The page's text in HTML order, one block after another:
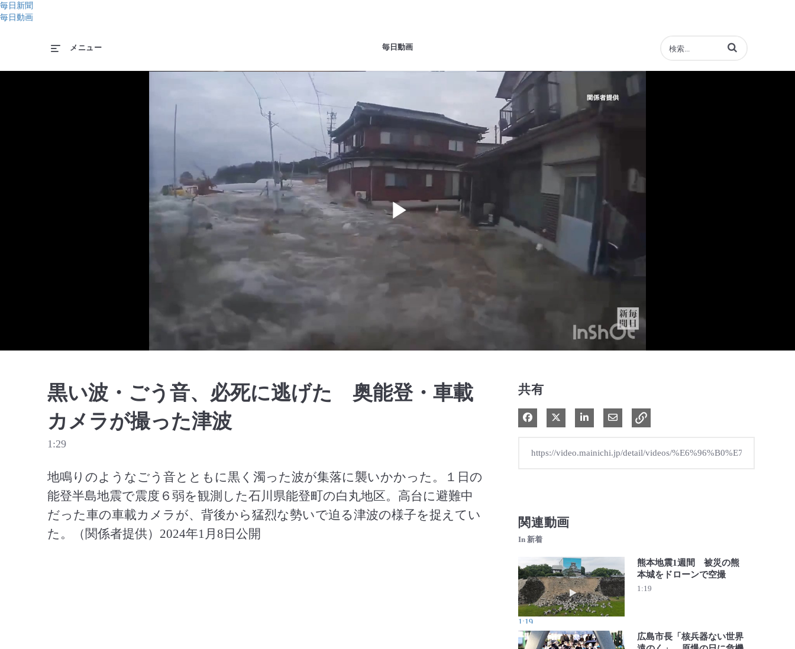
毎日新聞
毎日動画
毎日動画
メニュー 動画の検索語句を入力
Play
Video
黒い波・ごう音、必死に逃げた 奥能登・車載
カメラが撮った津波
1:29
地鳴りのようなごう音とともに黒く濁った波が集落に襲いかかった。１日の
能登半島地震で震度６弱を観測した石川県能登町の白丸地区。高台に避難中
だった車の車載カメラが、背後から猛烈な勢いで迫る津波の様子を捉えてい
た。（関係者提供）2024年1月8日公開
共有
Facebook で共有
Xで共有する
LinkedIn で共有電子メールで共有
関連動画
In 新着
動画を再生 熊本地震1週間 被災の熊本城をドローンで空
1:19
熊本地震1週間 被災の熊
本城をドローンで空撮
1:19
広島市長「核兵器ない世界